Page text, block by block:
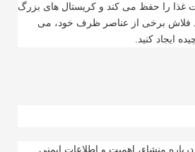
غذا را حفظ می کند و کریستال های بزرگ
فلاش برخی از عناصر ظرف خود، می
ایجاد کنید.
درباره منشاء، اهمیت و اطلاعات ایمنی